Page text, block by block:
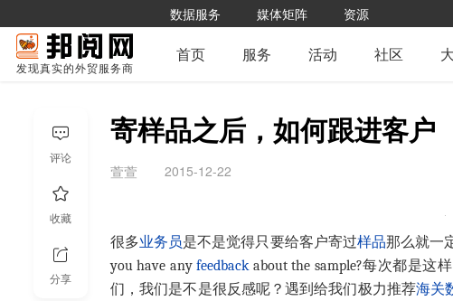
数据服务 媒体矩阵 资源
发现真实的外贸服务商
首页 服务 活动 社区
寄样品之后，如何跟进客户
萱萱 2015-12-22
很多业务员是不是觉得只要给客户寄过样品那么就一
you have anyfeedbackabout the sample?每次都是这
们，我们是不是很反感呢？遇到给我们极力推荐海关
评论
收藏
分享